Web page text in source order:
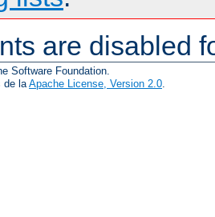
are disabled
Software Foundation.
de la Apache License, Version 2.0